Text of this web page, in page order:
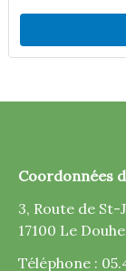
Coordonnées
3, Route de
17100 Le
Téléphone :